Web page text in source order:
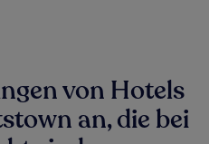
von Hotels
an, die bei